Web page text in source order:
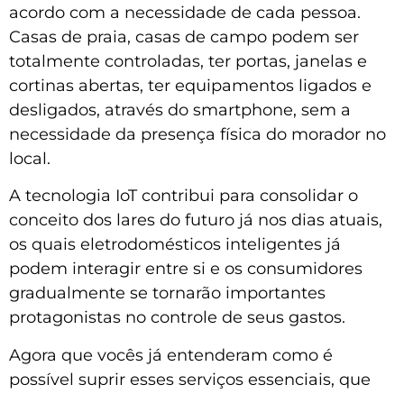
acordo com a necessidade de cada pessoa.
Casas de praia, casas de campo podem ser
totalmente controladas, ter portas, janelas e
cortinas abertas, ter equipamentos ligados e
desligados, através do smartphone, sem a
necessidade da presença física do morador no
local.
A tecnologia IoT contribui para consolidar o
conceito dos lares do futuro já nos dias atuais,
os quais eletrodomésticos inteligentes já
podem interagir entre si e os consumidores
gradualmente se tornarão importantes
protagonistas no controle de seus gastos.
Agora que vocês já entenderam como é
possível suprir esses serviços essenciais, que